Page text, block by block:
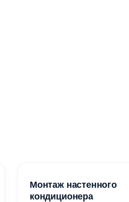
Монтаж настенного
кондиционера